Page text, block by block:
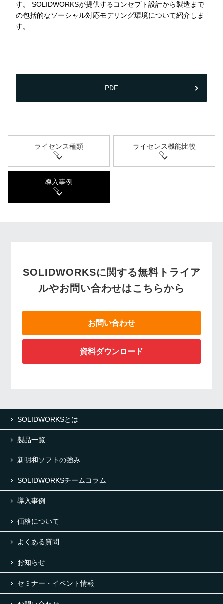
す。 SOLIDWORKSが提供するコンセプト設計から製造まで
の包括的なソーシャル対応モデリング環境について紹介しま
す。
PDF
ライセンス種類 ライセンス機能比較
導入事例
SOLIDWORKSに関する無料トライア
ルやお問い合わせはこちらから
お問い合わせ
資料ダウンロード
SOLIDWORKSとは
製品一覧
新明和ソフトの強み
SOLIDWORKSチームコラム
導入事例
価格について
よくある質問
お知らせ
セミナー・イベント情報